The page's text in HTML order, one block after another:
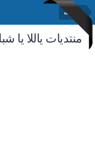
رمضانيات
منتديات ياللا يا